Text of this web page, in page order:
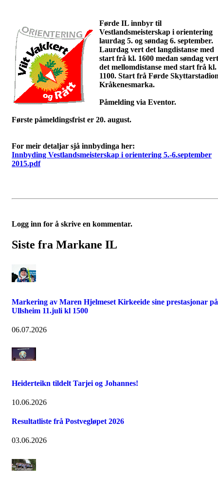
Førde IL innbyr til
Vestlandsmeisterskap i orientering
laurdag 5. og søndag 6. september.
Laurdag vert det langdistanse med
start frå kl. 1600 medan søndag vert
det mellomdistanse med start frå kl.
1100. Start frå Førde
Kråkenesmarka.
Påmelding via Eventor.
Første påmeldingsfrist er 20. august.
For meir detaljar sjå innbydinga her:
Innbyding Vestlandsmeisterskap i orientering 5.-6.september
2015.pdf
Logg inn for å skrive en kommentar.
Siste fra Markane IL
Markering av Maren Hjelmeset Kirkeeide sine prestasjonar på
Ullsheim 11.juli kl 1500
06.07.2026
Heiderteikn tildelt Tarjei og Johannes!
10.06.2026
Resultatliste frå Postvegløpet 2026
03.06.2026